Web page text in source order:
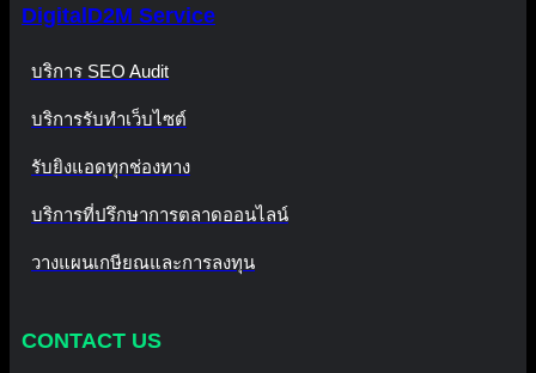
DigitalD2M Service
บริการ SEO Audit
บริการรับทำเว็บไซต์
รับยิงแอดทุกช่องทาง
บริการที่ปรึกษาการตลาดออนไลน์
วางแผนเกษียณและการลงทุน
CONTACT US